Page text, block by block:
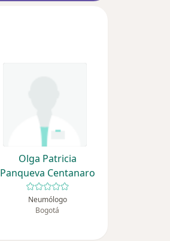
Olga Patricia
Panqueva Centanaro
Neumólogo
Bogotá